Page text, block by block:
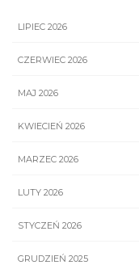
LIPIEC 2026
CZERWIEC 2026
MAJ 2026
KWIECIEŃ 2026
MARZEC 2026
LUTY 2026
STYCZEŃ 2026
GRUDZIEŃ 2025